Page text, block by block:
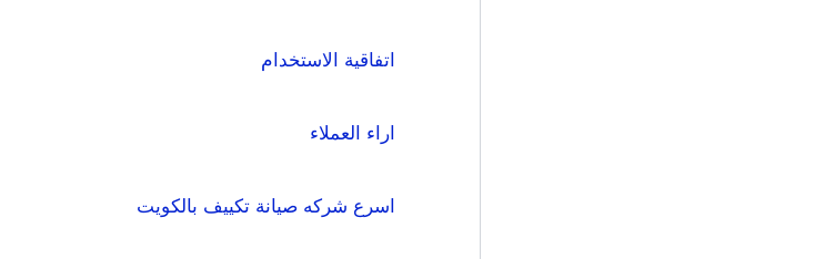
اتفاقية الاستخدام
اراء العملاء
اسرع شركه صيانة تكييف بالكويت